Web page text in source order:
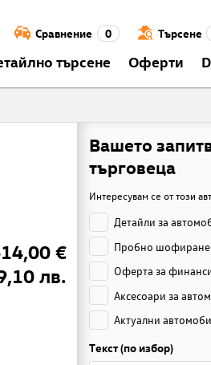
Сравнение 0 Търсене
търсене Оферти
€
лв.
Вашето
търговеца
Интересувам се от този
Детайли за
Пробно шофиране
Оферта за
Аксесоари за
Актуални
Текст (по избор)